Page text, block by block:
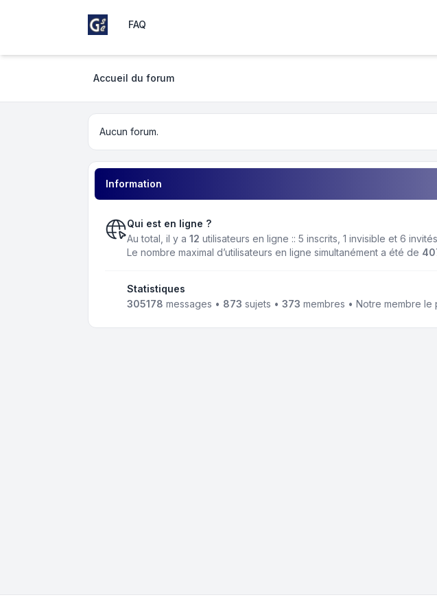
FAQ
Girondins Social Club
Accueil du forum
Aucun forum.
Information
Qui est en ligne ?
Au total, il y a 12 utilisateurs en ligne :: 5 inscrits, 1 invisible et 6
Le nombre maximal d’utilisateurs en ligne simultanément a été de
Statistiques
305178 messages • 873 sujets • 373 membres • Notre membre le